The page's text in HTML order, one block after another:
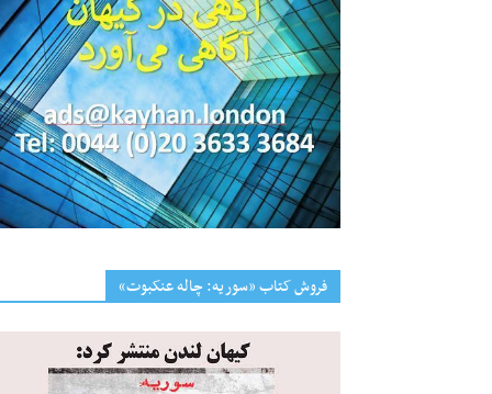
فروش کتاب «سوریه: چاله عنکبوت»